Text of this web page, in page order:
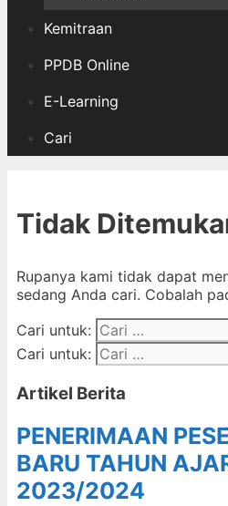
Kemitraan
PPDB Online
E-Learning
Cari
Tidak
Rupanya kami tidak dapat
sedang Anda cari. Cobalah
Cari untuk:
Cari untuk:
Artikel Berita
PENERIMAAN
BARU TAHUN
2023/2024